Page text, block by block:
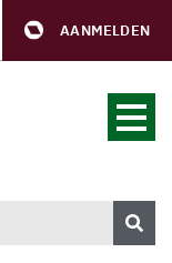
AANMELDEN